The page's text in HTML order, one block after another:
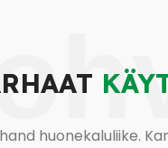
huonekaluliike.